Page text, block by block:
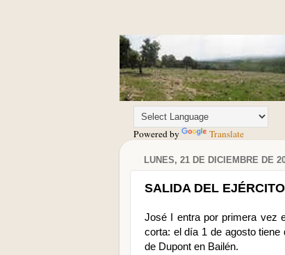
Powered by Translate
LUNES, 21 DE DICIEMBRE DE
SALIDA DEL
José I entra por primera vez
corta: el día 1 de agosto tiene
de Dupont en Bailén.